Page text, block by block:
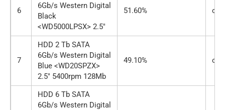
6
6Gb/s Western Digital
Black
<WD5000LPSX> 2.5″
51.60% от
7
HDD 2 Tb SATA
6Gb/s Western Digital
Blue <WD20SPZX>
2.5″ 5400rpm 128Mb
49.10% от
HDD 6 Tb SATA
6Gb/s Western Digital